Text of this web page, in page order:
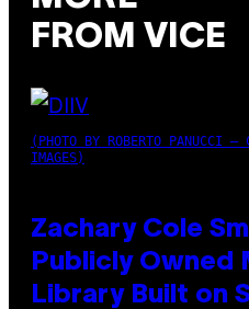
FROM VICE
(PHOTO BY ROBERTO PANUCCI
IMAGES)
Zachary Cole
Publicly Owned
Library Built on